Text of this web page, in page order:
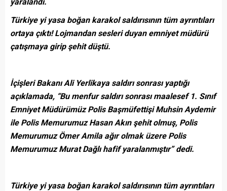
Türkiye yi yasa boğan karakol saldırısının tüm ayrıntıları
ortaya çıktı! Lojmandan sesleri duyan emniyet müdürü
çatışmaya girip şehit düştü.
İçişleri Bakanı Ali Yerlikaya saldırı sonrası yaptığı
açıklamada, “Bu menfur saldırı sonrası maalesef 1. Sınıf
Emniyet Müdürümüz Polis Başmüfettişi Muhsin Aydemir
ile Polis Memurumuz Hasan Akın şehit olmuş, Polis
Memurumuz Ömer Amila ağır olmak üzere Polis
Memurumuz Murat Dağlı hafif yaralanmıştır” dedi.
Türkiye yi yasa boğan karakol saldırısının tüm ayrıntıları